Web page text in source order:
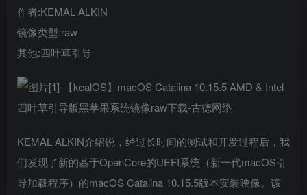
作者:KEMAL ALKIN
镜像类型:raw
其他:四叶草引导
KEMAL ALKIN介绍说，经过长时间的测试和开发过程后，我
们发现了新的基于OpenCore的UEFI系统（新一代macOS引
导加载程序）的macOS Catalina 10.15.5版本安装映像。该